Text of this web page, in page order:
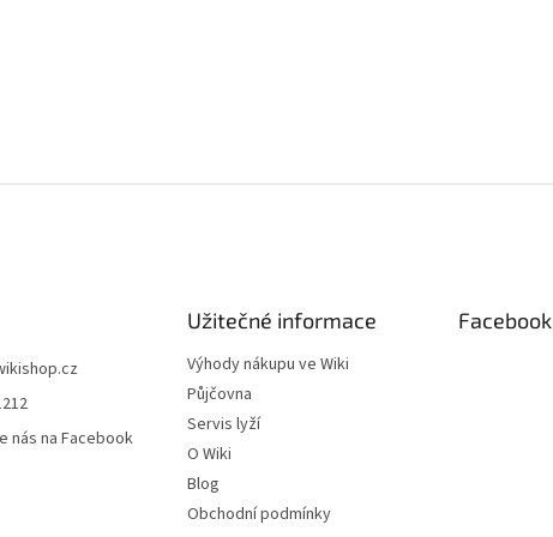
nás na Facebook
Užitečné informace
Výhody nákupu ve Wiki
Půjčovna
Servis lyží
O Wiki
Blog
Obchodní podmínky
Facebook